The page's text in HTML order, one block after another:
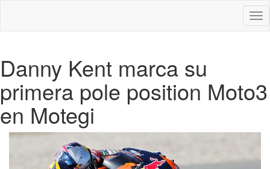
Danny Kent marca su
primera pole position Moto3
en Motegi